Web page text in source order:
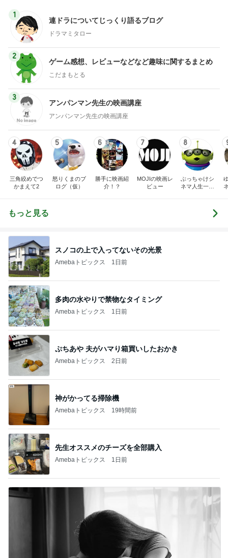
1
連ドラについてじっくり語るブログ
ドラマミタロー
2
ゲーム感想、レビューなどなど趣味に関するまとめ
こだまもとる
3
アンパンマン先生の映画講座
アンパンマン先生の映画講座
4
三角絞めでつ
かまえて2
5
怒りくまのブ
ログ（仮）
6
勝手に映画紹
介！？
7
MOJIの映画レ
ビュー
8
ぶっちゃけシ
ネマ人生一直
もっと見る
スノコの上で入ってないその光景
Amebaトピックス 1日前
多肉の水やりで禁物なタイミング
Amebaトピックス 1日前
ぷちあや 夫がハマり箱買いしたおかき
Amebaトピックス 2日前
神がかってる掃除機
Amebaトピックス 19時間前
先生オススメのチーズを全部購入
Amebaトピックス 1日前